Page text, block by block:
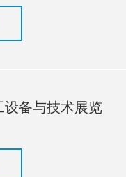
备与技术展览